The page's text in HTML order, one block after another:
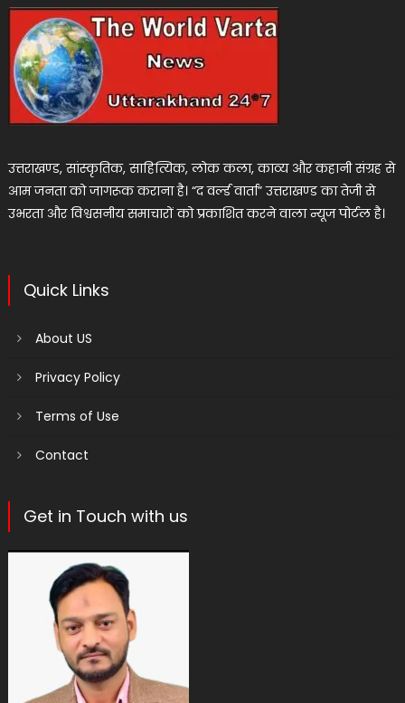
उत्तराखण्ड, सांस्कृतिक, साहित्यिक, लोक कला, काव्य और कहानी संग्रह से
आम जनता को जागरूक कराना है। “द वर्ल्ड वार्ता” उत्तराखण्ड का तेजी से
उभरता और विश्वसनीय समाचारों को प्रकाशित करने वाला न्यूज पोर्टल है।
Quick Links
About US
Privacy Policy
Terms of Use
Contact
Get in Touch with us